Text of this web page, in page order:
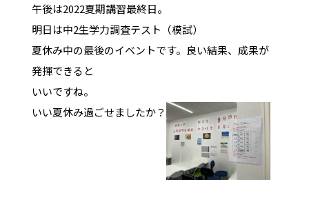
午後は2022夏期講習最終日。
明日は中2生学力調査テスト（模試）
夏休み中の最後のイベントです。良い結果、成果が
発揮できると
いいですね。
いい夏休み過ごせましたか？